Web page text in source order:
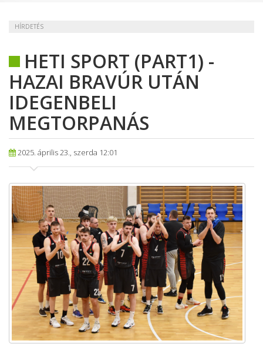
HÍRDETÉS
HETI SPORT (PART1) -
HAZAI BRAVÚR UTÁN
IDEGENBELI
MEGTORPANÁS
2025. április 23., szerda 12:01